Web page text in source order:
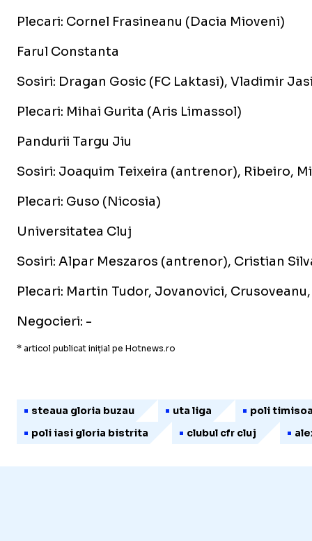
Plecari: Cornel Frasineanu (Dacia Mioveni)
Farul Constanta
Sosiri: Dragan Gosic (FC Laktasi), Vladimir
Plecari: Mihai Gurita (Aris Limassol)
Pandurii Targu Jiu
Sosiri: Joaquim Teixeira (antrenor), Ribeiro,
Plecari: Guso (Nicosia)
Universitatea Cluj
Sosiri: Alpar Meszaros (antrenor), Cristian
Plecari: Martin Tudor, Jovanovici,
Negocieri: -
* articol publicat inițial pe Hotnews.ro
steaua gloria buzau uta liga
poli
poli iasi gloria bistrita
clubul cfr cluj